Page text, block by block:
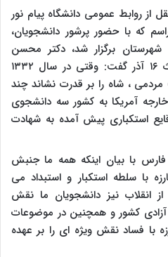
روابط عمومی دانشگاه پیام نور
که با حضور پرشور دانشجویان،
برگزار شد، دکتر محسن
جاجرمی زاده با اشاره به حوادث ۱۶ آذر گفت: وقتی در سال ۱۳۳۲
، شاه را بر قدرت نشاند چند
آمریکا به کشور سه دانشجوی
استکباری پیش آمده به شهادت
با بیان اینکه همه ما جنبش
با سلطه استکبار و استبداد می
انقلاب نیز دانشجویان ما نقش
آزادی کشور و همچنین در موضوعات
با فساد نقش ویژه ای را بر عهده